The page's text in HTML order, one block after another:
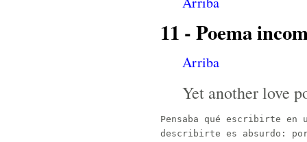
11 - Poema
Arriba
Yet another love
Pensaba qué escribirte en
describirte es absurdo: